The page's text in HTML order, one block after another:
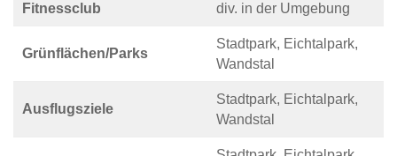
Fitnessclub div. in der Umgebung
Grünflächen/Parks
Stadtpark, Eichtalpark,
Wandstal
Ausflugsziele
Stadtpark, Eichtalpark,
Wandstal